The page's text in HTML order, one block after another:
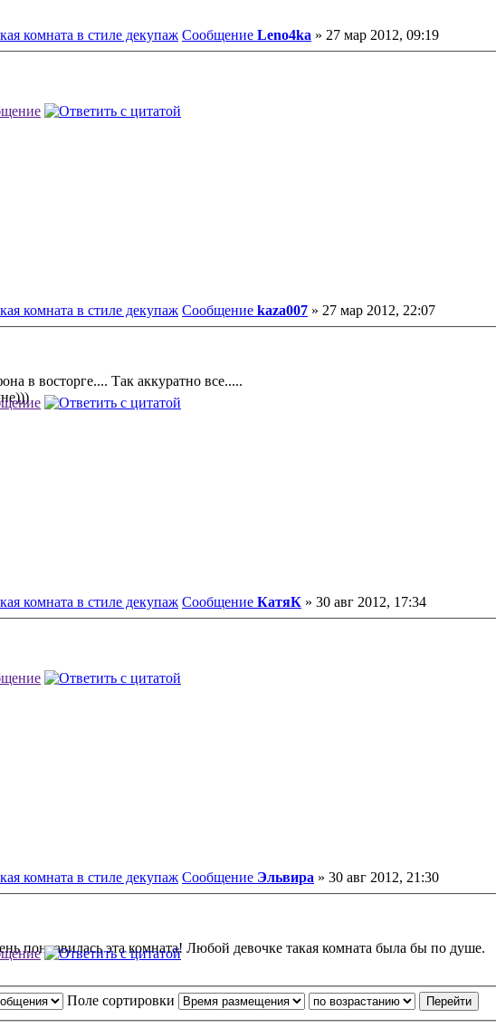
комната в стиле декупаж Сообщение Leno4ka » 27 мар 2012, 09:19
комната в стиле декупаж Сообщение kaza007 » 27 мар 2012, 22:07
в восторге.... Так аккуратно все.....
комната в стиле декупаж Сообщение КатяК » 30 авг 2012, 17:34
комната в стиле декупаж Сообщение Эльвира » 30 авг 2012, 21:30
понравилась эта комната! Любой девочке такая комната была бы по душе.
Поле сортировки